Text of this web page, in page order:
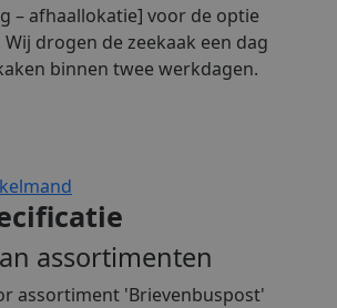
– afhaallokatie] voor de optie
drogen de zeekaak een dag
binnen twee werkdagen.
assortimenten
assortiment 'Brievenbuspost'